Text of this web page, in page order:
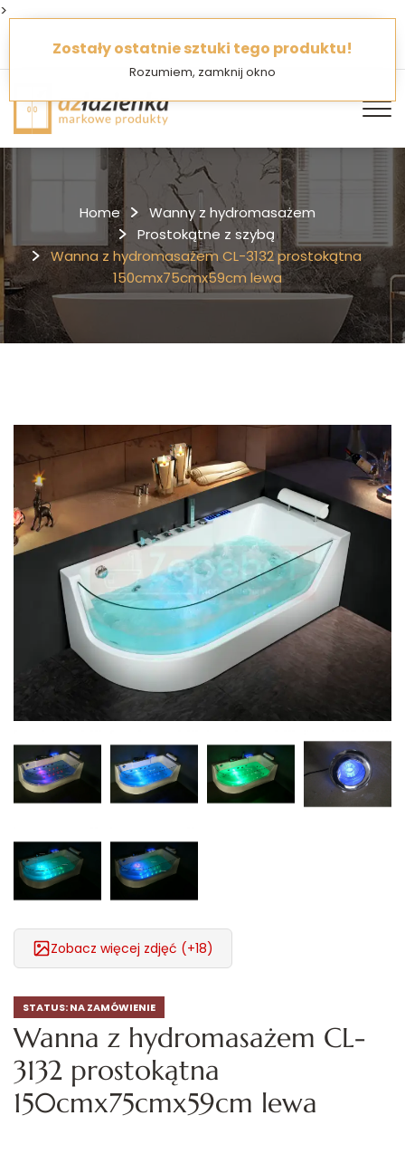
>
O Nas Jak kupować FAQ
Zostały ostatnie sztuki tego produktu!
Rozumiem, zamknij okno
Home
Wanny z hydromasażem
Prostokątne z szybą
Wanna z hydromasażem CL-3132 prostokątna
150cmx75cmx59cm lewa
Zobacz więcej zdjęć (+18)
STATUS:NA ZAMÓWIENIE
Wanna z hydromasażem CL-
3132 prostokątna
150cmx75cmx59cm lewa